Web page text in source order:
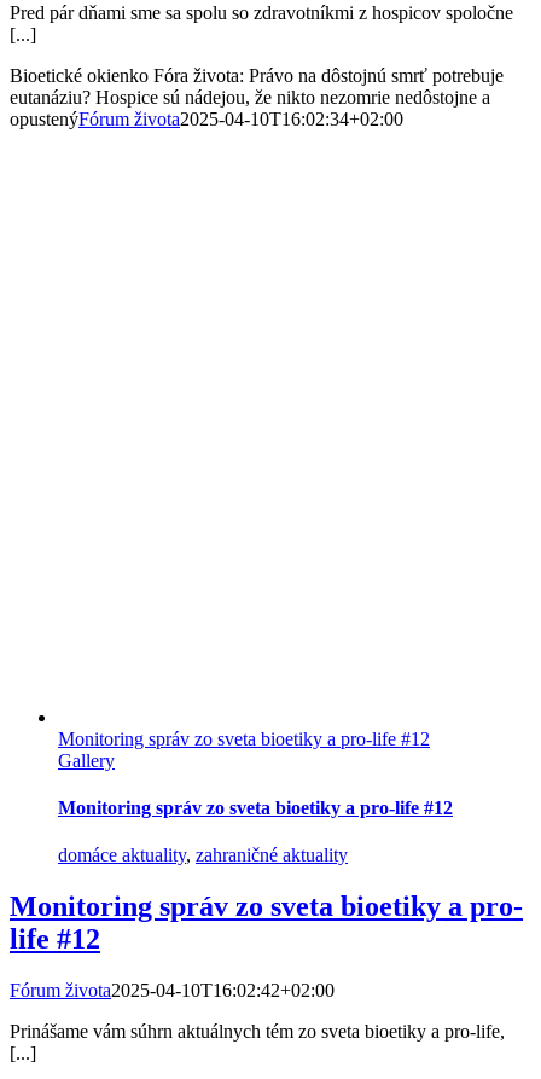
Pred pár dňami sme sa spolu so zdravotníkmi z hospicov spoločne
[...]
Bioetické okienko Fóra života: Právo na dôstojnú smrť potrebuje
eutanáziu? Hospice sú nádejou, že nikto nezomrie nedôstojne a
opustenýFórum života2025-04-10T16:02:34+02:00
Monitoring správ zo sveta bioetiky a pro-life #12
Gallery
Monitoring správ zo sveta bioetiky a pro-life #12
domáce aktuality, zahraničné aktuality
Monitoring správ zo sveta bioetiky a pro-
life #12
Fórum života2025-04-10T16:02:42+02:00
Prinášame vám súhrn aktuálnych tém zo sveta bioetiky a pro-life,
[...]